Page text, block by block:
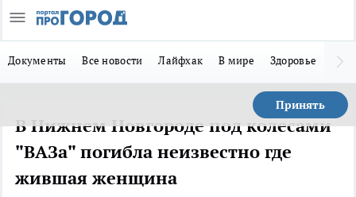
Документы Все новости Лайфхак В мире Здоровье
Принять
В Нижнем Новгороде под колесами
"ВАЗа" погибла неизвестно где
жившая женщина